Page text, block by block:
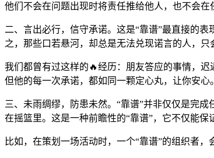
他们不会在问题出现时将责任推给他人，也不会
二、言出必行，信守承诺。这是“靠谱”最直接的
之，那些口若悬河，却总是无法兑现诺言的人，只
我们都曾有过这样的🔥经历：朋友答应的事情，
但他的每一次承诺，都如同一颗定心丸，让你安心。
三、未雨绸缪，防患未然。“靠谱”并非仅仅是完
在摇篮里。这是一种前瞻性的“靠谱”，它不仅能
比如，在策划一场活动时，一个“靠谱”的组织者